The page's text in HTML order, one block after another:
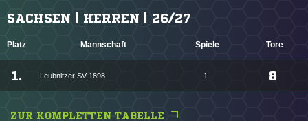
SACHSEN | HERREN | 26/27
Platz Mannschaft Spiele Tore
1. Leubnitzer SV 1898 1 8
ZUR KOMPLETTEN TABELLE